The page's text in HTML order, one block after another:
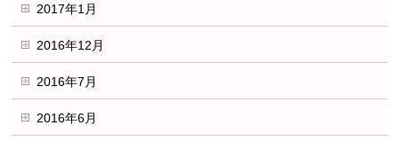
2017年1月
2016年12月
2016年7月
2016年6月